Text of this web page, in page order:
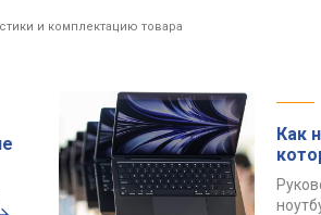
и комплектацию товара
Как